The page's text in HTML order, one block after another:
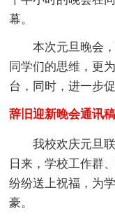
幕。
本次元旦晚会
同学们的思维，更
台，同时，进一步
辞旧迎新晚会通讯
我校欢庆元旦
日来，学校工作群
纷纷送上祝福，为
豪。